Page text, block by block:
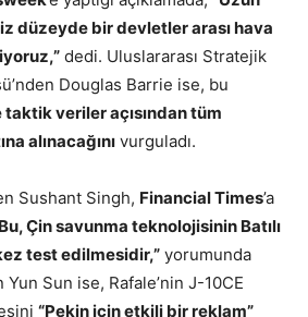
düzeyde bir devletler arası hava
dedi. Uluslararası Stratejik
Douglas Barrie ise, bu
veriler açısından tüm
alınacağını vurguladı.
Sushant Singh, Financial Times’a
Bu, Çin savunma teknolojisinin Batılı
test edilmesidir,” yorumunda
Sun ise, Rafale’nin J-10CE
“Pekin için etkili bir reklam”